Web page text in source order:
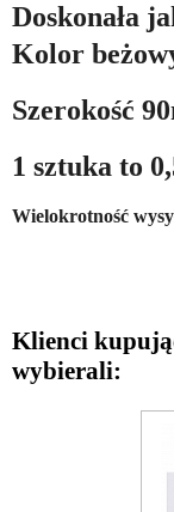
Doskonała
Kolor
Szerokość
1 sztuka to
Wielokrotność
Klienci
wybierali: